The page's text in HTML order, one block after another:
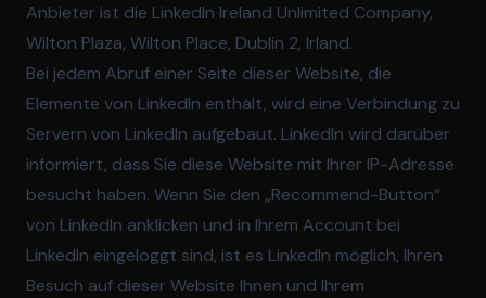
Anbieter ist die LinkedIn Ireland Unlimited Company,
Wilton Plaza, Wilton Place, Dublin 2, Irland.
Bei jedem Abruf einer Seite dieser Website, die
Elemente von LinkedIn enthält, wird eine Verbindung zu
Servern von LinkedIn aufgebaut. LinkedIn wird darüber
informiert, dass Sie diese Website mit Ihrer IP-Adresse
besucht haben. Wenn Sie den „Recommend-Button“
von LinkedIn anklicken und in Ihrem Account bei
LinkedIn eingeloggt sind, ist es LinkedIn möglich, Ihren
Besuch auf dieser Website Ihnen und Ihrem